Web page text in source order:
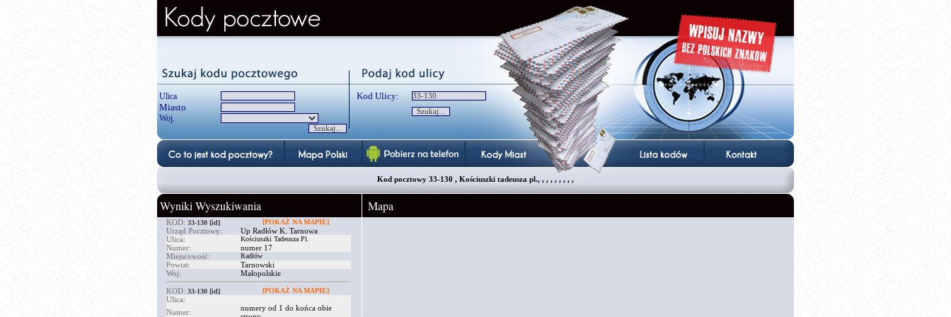
Ulica
Miasto
Woj.
Kod Ulicy:
Kod pocztowy 33-130 , Kościuszki tadeusza pl., , , , , , , , ,
Wyniki Wyszukiwania
KOD: 33-130 [id] [POKAŻ NA MAPIE]
Urząd Pocztowy:
Up Radłów K. Tarnowa
Ulica:
Kościuszki Tadeusza Pl.
Numer:
numer 17
Miejscowość:
Radłów
Powiat:
Tarnowski
Woj:
Małopolskie
KOD: 33-130 [id] [POKAŻ NA MAPIE]
Ulica:
Numer:
numery od 1 do końca obie
Mapa